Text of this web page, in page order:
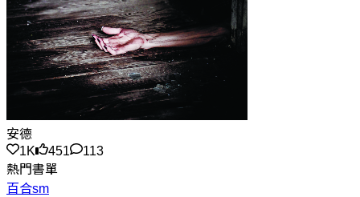
安德
1K
451
113
熱門書單
百合sm